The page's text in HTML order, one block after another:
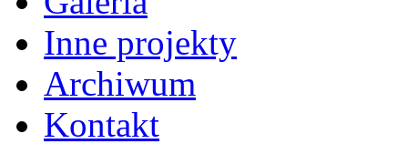
Inne projekty
Archiwum
Kontakt